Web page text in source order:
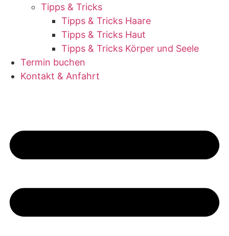
Tipps & Tricks
Tipps & Tricks Haare
Tipps & Tricks Haut
Tipps & Tricks Körper und Seele
Termin buchen
Kontakt & Anfahrt